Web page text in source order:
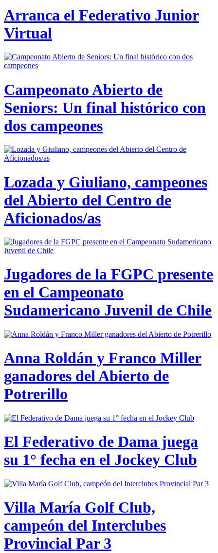
Arranca el Federativo Junior
Virtual
Campeonato Abierto de
Seniors: Un final histórico con
dos campeones
Lozada y Giuliano, campeones
del Abierto del Centro de
Aficionados/as
Jugadores de la FGPC presente
en el Campeonato
Sudamericano Juvenil de Chile
Anna Roldán y Franco Miller
ganadores del Abierto de
Potrerillo
El Federativo de Dama juega
su 1° fecha en el Jockey Club
Villa María Golf Club,
campeón del Interclubes
Provincial Par 3